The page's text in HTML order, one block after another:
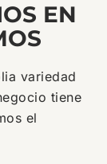
EN
variedad
tiene
el